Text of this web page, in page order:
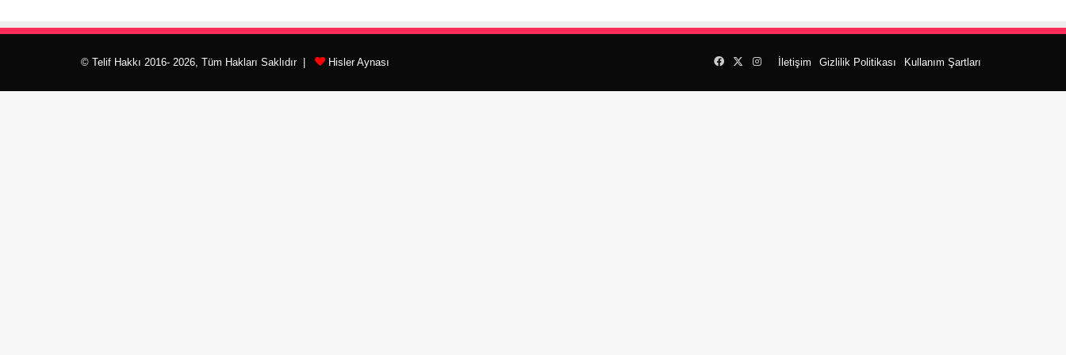
© Telif Hakkı 2016- 2026, Tüm Hakları Saklıdır | Hisler Aynası İletişim Gizlilik Politikası Kullanım Şartları
Facebook
X Instagram